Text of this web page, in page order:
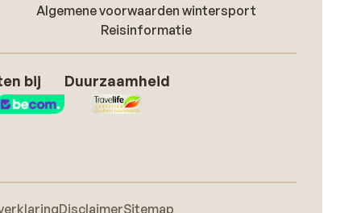
Algemene voorwaarden wintersport
Reisinformatie
bij Duurzaamheid
DisclaimerSitemap